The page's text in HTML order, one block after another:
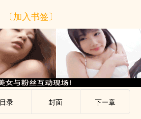
〔加入书签〕
目录 封面 下ー章